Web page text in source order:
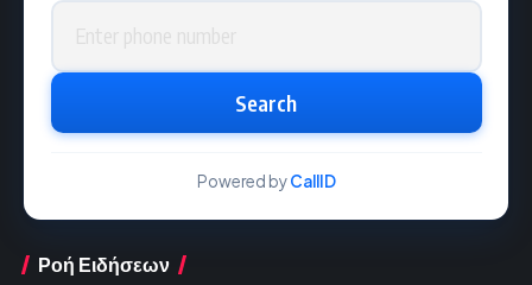
Phone number
Search
Powered byCallID
Ροή Ειδήσεων